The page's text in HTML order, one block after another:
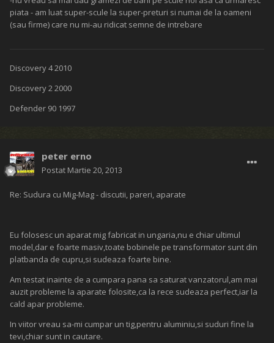
piata - am luat super-scule la super-preturi si numai de la oameni
(sau firme) care nu mi-au ridicat semne de intrebare
Discovery 4 2010
Discovery 2 2000
Defender 90 1997
peter erno
Postat Martie 20, 2013
Re: Sudura cu Mig-Mag - discutii, pareri, aparate
Eu folosesc un aparat mig fabricat in ungaria,nu e chiar ultimul
model,dar e foarte masiv,toate bobinele pe transformator sunt din
platbanda de cupru,si sudeaza foarte bine.
Am testat inainte de a cumpara pana sa saturat vanzatorul,am mai
auzit probleme la aparate folosite,ca la rece sudeaza perfect,iar la
cald apar probleme.
In viitor vreau sa-mi cumpar un tig,pentru aluminiu,si suduri fine la
tevi,chiar sunt in cautare.